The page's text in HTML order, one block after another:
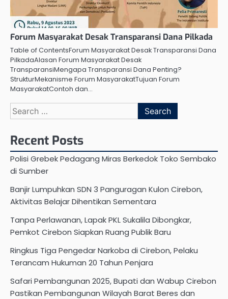
Forum Masyarakat Desak Transparansi Dana Pilkada
Table of ContentsForum Masyarakat Desak Transparansi Dana
PilkadaAlasan Forum Masyarakat Desak
TransparansiMengapa Transparansi Dana Penting?
StrukturMekanisme Forum MasyarakatTujuan Forum
MasyarakatContoh dan…
Search
for:
Recent Posts
Polisi Grebek Pedagang Miras Berkedok Toko Sembako
di Sumber
Banjir Lumpuhkan SDN 3 Panguragan Kulon Cirebon,
Aktivitas Belajar Dihentikan Sementara
Tanpa Perlawanan, Lapak PKL Sukalila Dibongkar,
Pemkot Cirebon Siapkan Ruang Publik Baru
Ringkus Tiga Pengedar Narkoba di Cirebon, Pelaku
Terancam Hukuman 20 Tahun Penjara
Safari Pembangunan 2025, Bupati dan Wabup Cirebon
Pastikan Pembangunan Wilayah Barat Beres dan